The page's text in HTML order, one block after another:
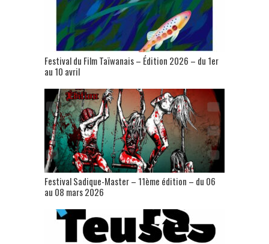
Festival du Film Taïwanais – Édition 2026 – du 1er
au 10 avril
Festival Sadique-Master – 11ème édition – du 06
au 08 mars 2026